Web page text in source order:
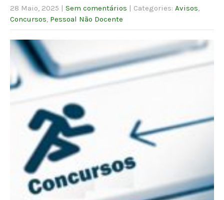
28 Maio, 2025 | Sem comentários | Categories: Avisos
Concursos Pessoal Não Docente